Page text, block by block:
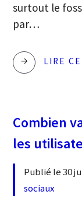
surtout le
par…
LIRE
Combien
les
Publié le 30
sociaux